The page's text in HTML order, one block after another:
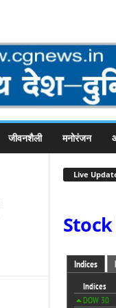
जीवनशैली मनोरंजन
Live